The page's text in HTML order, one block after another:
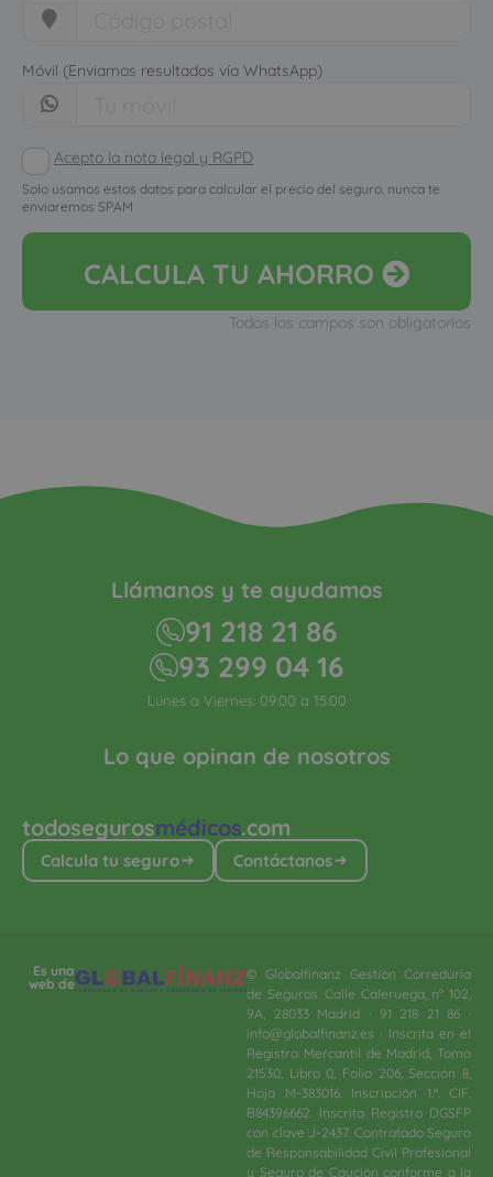
Móvil (Enviamos resultados vía WhatsApp)
Acepto la nota legal y RGPD
Solo usamos estos datos para calcular el precio del seguro, nunca te
enviaremos SPAM
CALCULA TU AHORRO
Todos los campos son obligatorios
todosegurosmédicos.com
Calcula tu seguro Contáctanos
Lo que opinan de nosotros
Llámanos y te ayudamos
91 218 21 86
93 299 04 16
Lunes a Viernes: 09:00 a 15:00
Es una
web de
© Globalfinanz Gestión Correduría
de Seguros. Calle Caleruega, nº 102,
9A, 28033 Madrid · 91 218 21 86 ·
info@globalfinanz.es · Inscrita en el
Registro Mercantil de Madrid, Tomo
21530, Libro 0, Folio 206, Sección 8,
Hoja M-383016. Inscripción 1.ª. CIF.
B84396662. Inscrita Registro DGSFP
con clave J-2437. Contratado Seguro
de Responsabilidad Civil Profesional
y Seguro de Caución conforme a la